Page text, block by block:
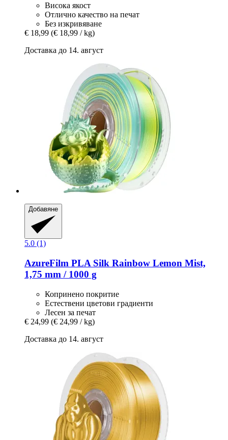
Висока якост
Отлично качество на печат
Без изкривяване
€ 18,99 (€ 18,99 / kg)
Доставка до 14. август
Добавяне
5.0 (1)
AzureFilm PLA Silk Rainbow Lemon Mist,
1,75 mm / 1000 g
Копринено покритие
Естествени цветови градиенти
Лесен за печат
€ 24,99 (€ 24,99 / kg)
Доставка до 14. август